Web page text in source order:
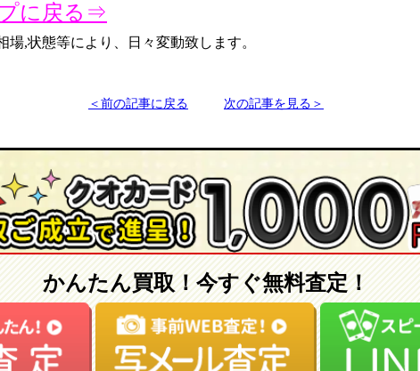
に戻る⇒
,状態等により、日々変動致します。
＜前の記事に戻る 次の記事を見る＞
かんたん買取！今すぐ無料査定！